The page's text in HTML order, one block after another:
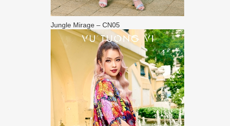
Jungle Mirage – CN05